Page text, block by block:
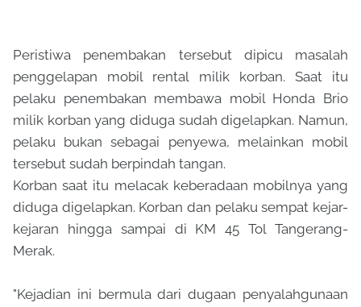
Peristiwa penembakan tersebut dipicu masalah
penggelapan mobil rental milik korban. Saat itu
pelaku penembakan membawa mobil Honda Brio
milik korban yang diduga sudah digelapkan. Namun,
pelaku bukan sebagai penyewa, melainkan mobil
tersebut sudah berpindah tangan.
Korban saat itu melacak keberadaan mobilnya yang
diduga digelapkan. Korban dan pelaku sempat kejar-
kejaran hingga sampai di KM 45 Tol Tangerang-
Merak.
"Kejadian ini bermula dari dugaan penyalahgunaan